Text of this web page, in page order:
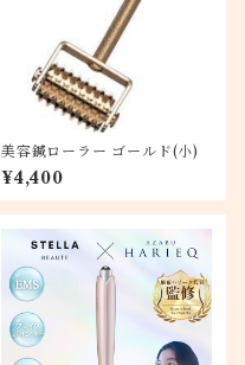
美容鍼ローラー ゴールド(小)
¥4,400